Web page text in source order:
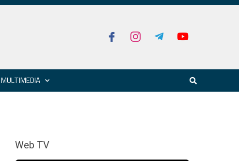
MULTIMEDIA
Web TV